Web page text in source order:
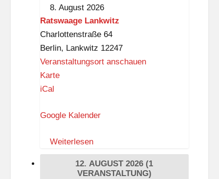
8. August 2026
Ratswaage Lankwitz
Charlottenstraße 64
Berlin, Lankwitz 12247
Veranstaltungsort anschauen
KarteR
s
a
a
iCal
Google Kalender
Weiterlesen
12. AUGUST 2026 (1
VERANSTALTUNG)